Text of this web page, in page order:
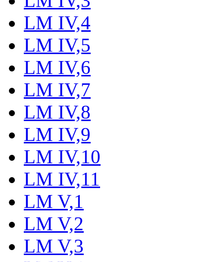
LM IV,4
LM IV,5
LM IV,6
LM IV,7
LM IV,8
LM IV,9
LM IV,10
LM IV,11
LM V,1
LM V,2
LM V,3